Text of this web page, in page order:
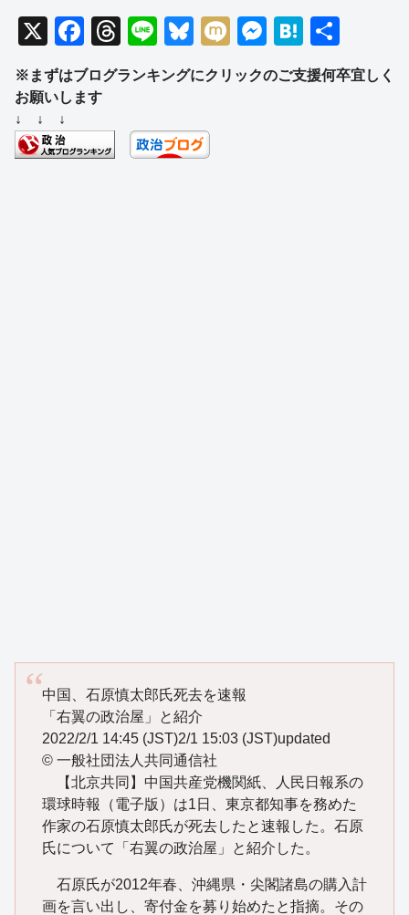
X
F
a
c
b
T
hr
e
d
Li
n
e
Bl
e
y
M
ixi
M
ss
H
at
e
有
※まずはブログランキングにクリックのご支援何卒宜しく
お願いします
↓ ↓ ↓
中国、石原慎太郎氏死去を速報
「右翼の政治屋」と紹介
2022/2/1 14:45 (JST)2/1 15:03 (JST)updated
© 一般社団法人共同通信社
【北京共同】中国共産党機関紙、人民日報系の
環球時報（電子版）は1日、東京都知事を務めた
作家の石原慎太郎氏が死去したと速報した。石原
氏について「右翼の政治屋」と紹介した。
石原氏が2012年春、沖縄県・尖閣諸島の購入計
画を言い出し、寄付金を募り始めたと指摘。その